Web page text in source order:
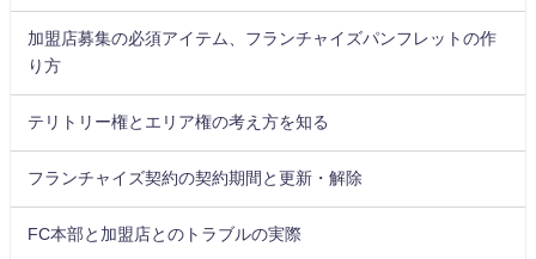
加盟店募集の必須アイテム、フランチャイズパンフレットの作
り方
テリトリー権とエリア権の考え方を知る
フランチャイズ契約の契約期間と更新・解除
FC本部と加盟店とのトラブルの実際